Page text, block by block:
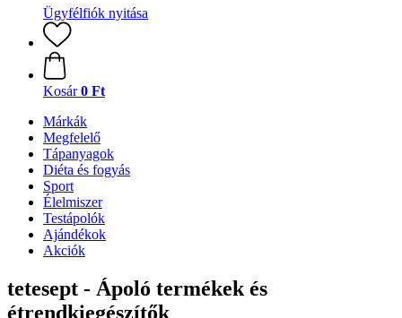
Ügyfélfiók nyitása
Kosár 0 Ft
Márkák
Megfelelő
Tápanyagok
Diéta és fogyás
Sport
Élelmiszer
Testápolók
Ajándékok
Akciók
tetesept - Ápoló termékek és
étrendkiegészítők